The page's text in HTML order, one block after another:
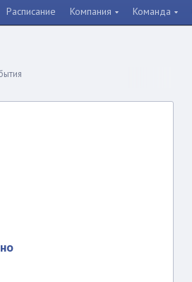
Расписание Компания Команда